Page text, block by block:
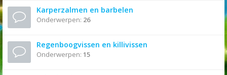
Karperzalmen en barbelen
Onderwerpen: 26
Regenboogvissen en killivissen
Onderwerpen: 15